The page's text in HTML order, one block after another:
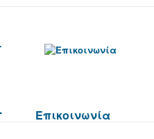
Επικοινωνία